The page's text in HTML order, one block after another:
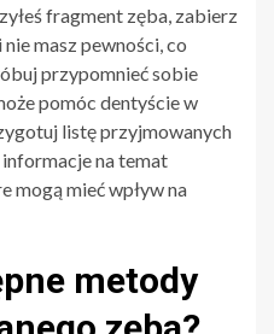
fragment zęba, zabierz
masz pewności, co
przypomnieć sobie
pomóc dentyście w
listę przyjmowanych
na temat
mogą mieć wpływ na
metody